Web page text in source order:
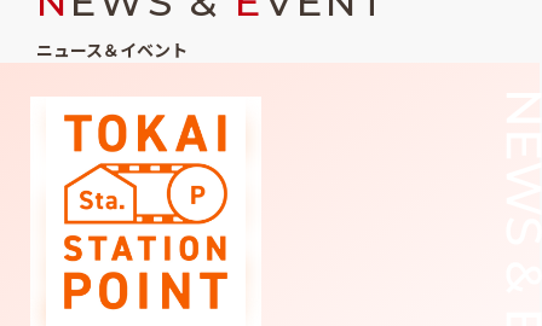
ニュース＆イベント